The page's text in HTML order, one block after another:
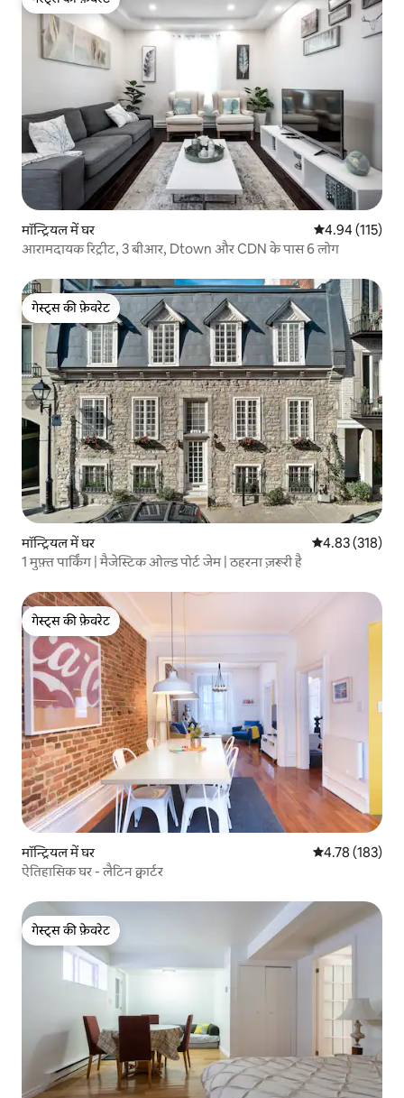
गेस्ट्स की फ़ेवरेट
मॉन्ट्रियल में घर औसत रेटिंग 5 में से
4.94 (115)
आरामदायक रिट्रीट, 3 बीआर, Dtown और CDN के पास 6 लोग
गेस्ट्स की फ़ेवरेट
गेस्ट्स की फ़ेवरेट
मॉन्ट्रियल में घर औसत रेटिंग 5 में से
4.83 (318)
1 मुफ़्त पार्किंग | मैजेस्टिक ओल्ड पोर्ट जेम | ठहरना ज़रूरी है
गेस्ट्स की फ़ेवरेट
गेस्ट्स की फ़ेवरेट
मॉन्ट्रियल में घर औसत रेटिंग 5 में से
4.78 (183)
ऐतिहासिक घर - लैटिन क्वार्टर
गेस्ट्स की फ़ेवरेट
गेस्ट्स की फ़ेवरेट